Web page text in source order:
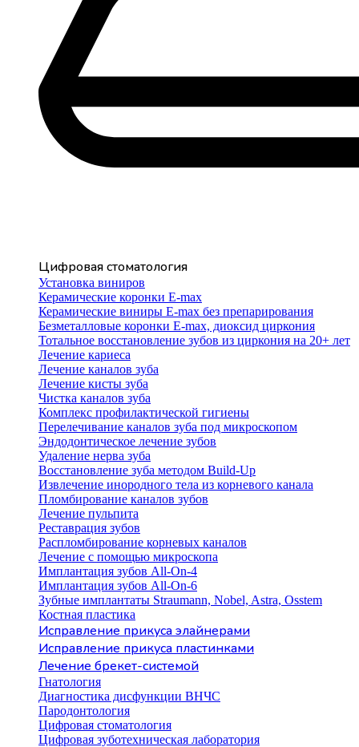
Цифровая стоматология
Установка виниров
Керамические коронки E-max
Керамические виниры E-max без препарирования
Безметалловые коронки Е-max, диоксид циркония
Тотальное восстановление зубов из циркония на 20+ лет
Лечение кариеса
Лечение каналов зуба
Лечение кисты зуба
Чистка каналов зуба
Комплекс профилактической гигиены
Перелечивание каналов зуба под микроскопом
Эндодонтическое лечение зубов
Удаление нерва зуба
Восстановление зуба методом Build-Up
Извлечение инородного тела из корневого канала
Пломбирование каналов зубов
Лечение пульпита
Реставрация зубов
Распломбирование корневых каналов
Лечение с помощью микроскопа
Имплантация зубов All-On-4
Имплантация зубов All-On-6
Зубные имплантаты Straumann, Nobel, Astra, Osstem
Костная пластика
Исправление прикуса элайнерами
Исправление прикуса пластинками
Лечение брекет-системой
Гнатология
Диагностика дисфункции ВНЧС
Пародонтология
Цифровая стоматология
Цифровая зуботехническая лаборатория